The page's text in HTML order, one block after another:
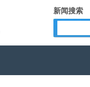
新闻搜索